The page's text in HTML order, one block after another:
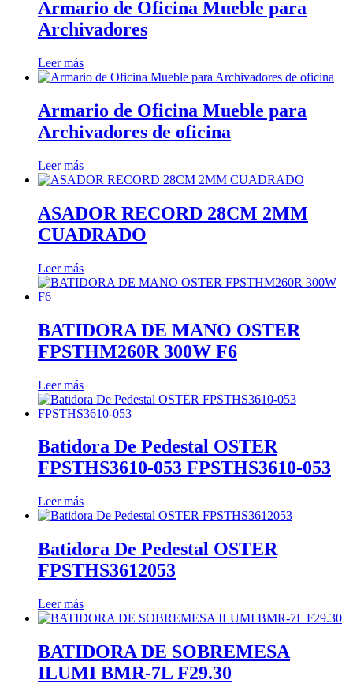
Armario de Oficina Mueble para
Archivadores
Leer más
Armario de Oficina Mueble para
Archivadores de oficina
Leer más
ASADOR RECORD 28CM 2MM
CUADRADO
Leer más
BATIDORA DE MANO OSTER
FPSTHM260R 300W F6
Leer más
Batidora De Pedestal OSTER
FPSTHS3610-053 FPSTHS3610-053
Leer más
Batidora De Pedestal OSTER
FPSTHS3612053
Leer más
BATIDORA DE SOBREMESA
ILUMI BMR-7L F29.30